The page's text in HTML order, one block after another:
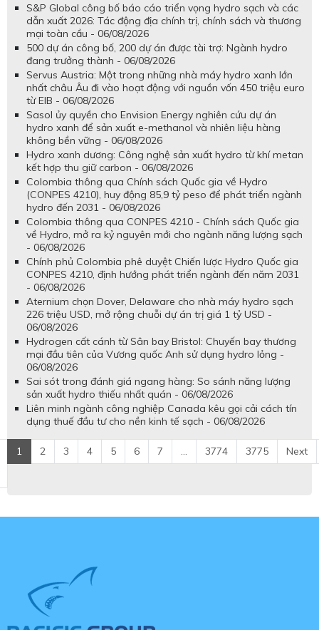
S&P Global công bố báo cáo triển vọng hydro sạch và các
dẫn xuất 2026: Tác động địa chính trị, chính sách và thương
mại toàn cầu - 06/08/2026
500 dự án công bố, 200 dự án được tài trợ: Ngành hydro
đang trưởng thành - 06/08/2026
Servus Austria: Một trong những nhà máy hydro xanh lớn
nhất châu Âu đi vào hoạt động với nguồn vốn 450 triệu euro
từ EIB - 06/08/2026
Sasol ủy quyền cho Envision Energy nghiên cứu dự án
hydro xanh để sản xuất e-methanol và nhiên liệu hàng
không bền vững - 06/08/2026
Hydro xanh dương: Công nghệ sản xuất hydro từ khí metan
kết hợp thu giữ carbon - 06/08/2026
Colombia thông qua Chính sách Quốc gia về Hydro
(CONPES 4210), huy động 85,9 tỷ peso để phát triển ngành
hydro đến 2031 - 06/08/2026
Colombia thông qua CONPES 4210 - Chính sách Quốc gia
về Hydro, mở ra kỷ nguyên mới cho ngành năng lượng sạch
- 06/08/2026
Chính phủ Colombia phê duyệt Chiến lược Hydro Quốc gia
CONPES 4210, định hướng phát triển ngành đến năm 2031
- 06/08/2026
Aternium chọn Dover, Delaware cho nhà máy hydro sạch
226 triệu USD, mở rộng chuỗi dự án trị giá 1 tỷ USD -
06/08/2026
Hydrogen cất cánh từ Sân bay Bristol: Chuyến bay thương
mại đầu tiên của Vương quốc Anh sử dụng hydro lỏng -
06/08/2026
Sai sót trong đánh giá ngang hàng: So sánh năng lượng
sản xuất hydro thiếu nhất quán - 06/08/2026
Liên minh ngành công nghiệp Canada kêu gọi cải cách tín
dụng thuế đầu tư cho nền kinh tế sạch - 06/08/2026
1 2 3 4 5 6 7 ... 3774 3775 Next